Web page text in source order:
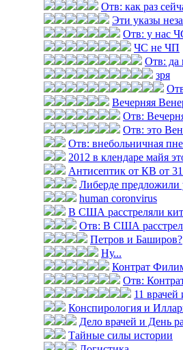
Отв: как раз
Эти указы
Отв: у нас
ЧС не ЧП
Отв: да
зря
Вечерняя
Отв:
Отв: это
Отв: внебольничная
2012 в клендаре майя
Антисептик от КВ от
Либерде предложили
human coronvirus
В США расстреляли
Отв: В США
Петров и Баширов?
Ну...
Контрат
Отв:
11
Конспирология и
Дело врачей и День
Тайные силы истории